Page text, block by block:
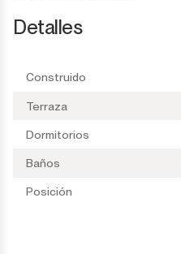
Detalles
Construido
Terraza
Dormitorios
Baños
Posición